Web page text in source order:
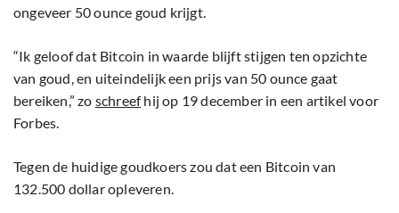
ongeveer 50 ounce goud krijgt.
“Ik geloof dat Bitcoin in waarde blijft stijgen ten opzichte
van goud, en uiteindelijk een prijs van 50 ounce gaat
bereiken,” zo schreefhij op 19 december in een artikel voor
Forbes.
Tegen de huidige goudkoers zou dat een Bitcoin van
132.500 dollar opleveren.